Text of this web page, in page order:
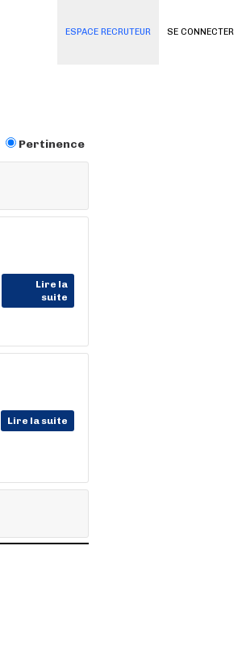
SE CONNECTER
ESPACE RECRUTEUR
Pertinence
Lire la
suite
Lire la suite